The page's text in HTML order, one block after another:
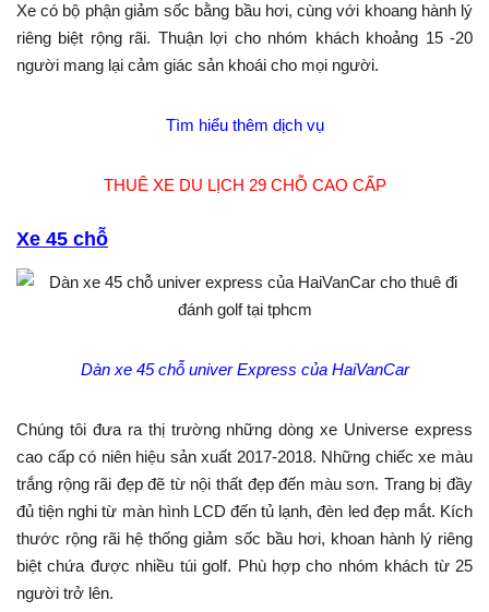
Xe có bộ phận giảm sốc bằng bầu hơi, cùng với khoang hành lý
riêng biệt rộng rãi. Thuận lợi cho nhóm khách khoảng 15 -20
người mang lại cảm giác sản khoái cho mọi người.
Tìm hiểu thêm dịch vụ
THUÊ XE DU LỊCH 29 CHỖ CAO CẤP
Xe 45 chỗ
Dàn xe 45 chỗ univer Express của HaiVanCar
Chúng tôi đưa ra thị trường những dòng xe Universe express
cao cấp có niên hiệu sản xuất 2017-2018. Những chiếc xe màu
trắng rộng rãi đẹp đẽ từ nội thất đẹp đến màu sơn. Trang bị đầy
đủ tiện nghi từ màn hình LCD đến tủ lạnh, đèn led đẹp mắt. Kích
thước rộng rãi hệ thống giảm sốc bầu hơi, khoan hành lý riêng
biệt chứa được nhiều túi golf. Phù hợp cho nhóm khách từ 25
người trở lên.